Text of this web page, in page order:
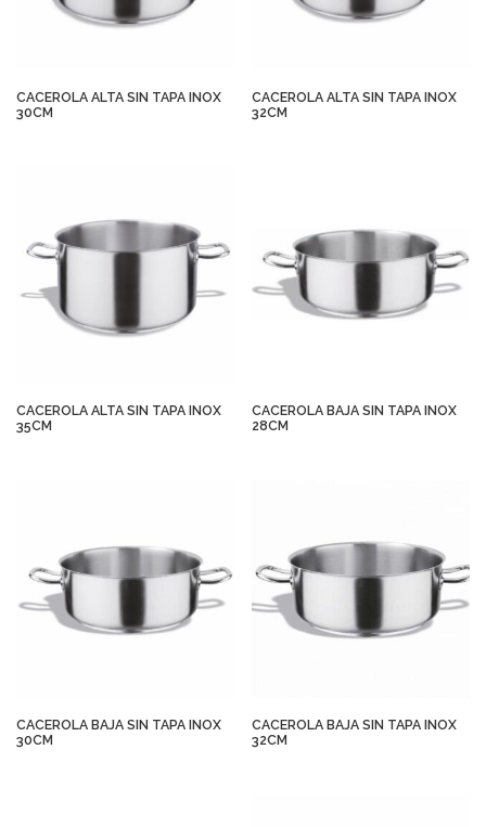
CACEROLA ALTA SIN TAPA INOX
30CM
CACEROLA ALTA SIN TAPA INOX
32CM
CACEROLA ALTA SIN TAPA INOX
35CM
CACEROLA BAJA SIN TAPA INOX
28CM
CACEROLA BAJA SIN TAPA INOX
30CM
CACEROLA BAJA SIN TAPA INOX
32CM